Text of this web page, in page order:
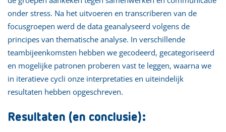
onder stress. Na het uitvoeren en transcriberen van de
focusgroepen werd de data geanalyseerd volgens de
principes van thematische analyse. In verschillende
teambijeenkomsten hebben we gecodeerd, gecategoriseerd
en mogelijke patronen proberen vast te leggen, waarna we
in iteratieve cycli onze interpretaties en uiteindelijk
resultaten hebben opgeschreven.
Resultaten (en conclusie):